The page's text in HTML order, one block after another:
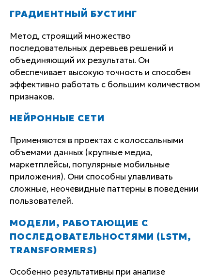
ГРАДИЕНТНЫЙ БУСТИНГ
Метод, строящий множество
последовательных деревьев решений и
объединяющий их результаты. Он
обеспечивает высокую точность и способен
эффективно работать с большим количеством
признаков.
НЕЙРОННЫЕ СЕТИ
Применяются в проектах с колоссальными
объемами данных (крупные медиа,
маркетплейсы, популярные мобильные
приложения). Они способны улавливать
сложные, неочевидные паттерны в поведении
пользователей.
МОДЕЛИ, РАБОТАЮЩИЕ С
ПОСЛЕДОВАТЕЛЬНОСТЯМИ (LSTM,
TRANSFORMERS)
Особенно результативны при анализе